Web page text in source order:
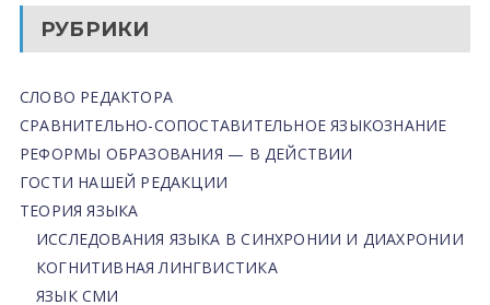
РУБРИКИ
СЛОВО РЕДАКТОРА
СРАВНИТЕЛЬНО-СОПОСТАВИТЕЛЬНОЕ ЯЗЫКОЗНАНИЕ
РЕФОРМЫ ОБРАЗОВАНИЯ — В ДЕЙСТВИИ
ГОСТИ НАШЕЙ РЕДАКЦИИ
ТЕОРИЯ ЯЗЫКА
ИССЛЕДОВАНИЯ ЯЗЫКА В СИНХРОНИИ И ДИАХРОНИИ
КОГНИТИВНАЯ ЛИНГВИСТИКА
ЯЗЫК СМИ